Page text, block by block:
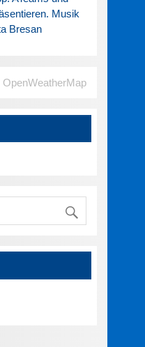
Musik
Bresan
OpenWeatherMap